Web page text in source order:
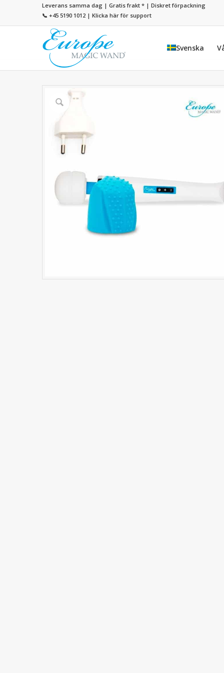
Leverans samma dag | Gratis frakt *| Diskret förpackning
📞 +45 5190 1012| Klicka här för support
Svenska